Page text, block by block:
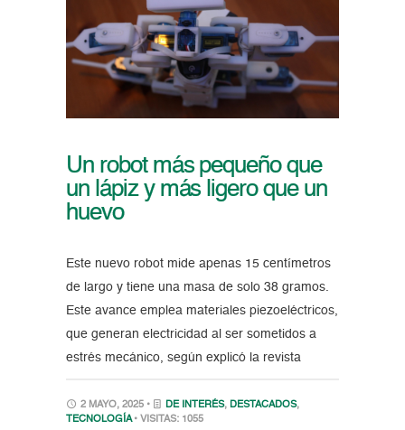
Un robot más pequeño que
un lápiz y más ligero que un
huevo
Este nuevo robot mide apenas 15 centímetros
de largo y tiene una masa de solo 38 gramos.
Este avance emplea materiales piezoeléctricos,
que generan electricidad al ser sometidos a
estrés mecánico, según explicó la revista
2 MAYO, 2025 • DE INTERÉS, DESTACADOS,
TECNOLOGÍA • VISITAS: 1055